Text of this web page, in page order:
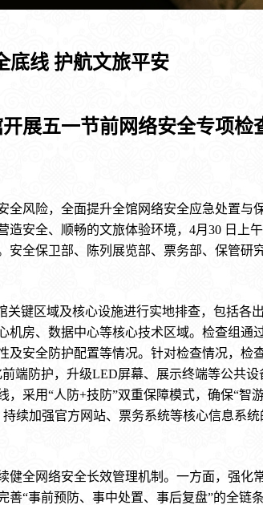
底线 护航文旅平安
展五一节前网络安全专项检
风险，全面提升全馆网络安全应急处置与
安全、顺畅的文旅体验环境，4月30 日上
安全保卫部、陈列展览部、票务部、保管研
键区域及核心设施进行实地排查，包括各
房、数据中心等核心技术区域。检查组通
安全防护配置等情况。针对检查情况，检
端防护，升级LED屏幕、展示终端等公共
采用“人防+技防”双重保障模式，确保“智
续加强官方网站、票务系统等核心信息系
全网络安全长效管理机制。一方面，强化
“事前预防、事中处置、事后复盘”的全链